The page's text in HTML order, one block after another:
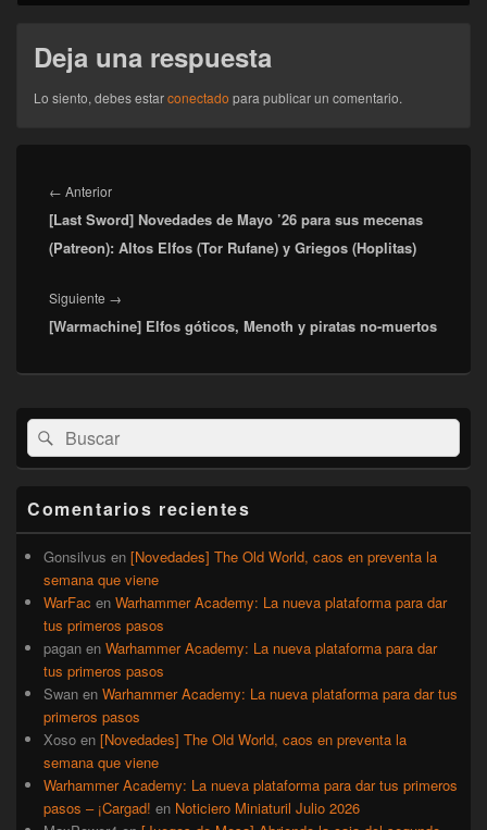
Deja una respuesta
Lo siento, debes estarconectado para publicar un comentario.
de
entradas
← AnteriorEntrada
anterior:
[Last Sword] Novedades de Mayo ’26 para sus mecenas
(Patreon): Altos Elfos (Tor Rufane) y Griegos (Hoplitas)
Siguiente →
siguiente:
[Warmachine] Elfos góticos, Menoth y piratas no-muertos
El
área
de
lateral
primaria
Buscar
por:
Buscar
Comentarios recientes
Gonsilvus en [Novedades] The Old World, caos en preventa la
semana que viene
WarFac en Warhammer Academy: La nueva plataforma para dar
tus primeros pasos
pagan en Warhammer Academy: La nueva plataforma para dar
tus primeros pasos
Swan en Warhammer Academy: La nueva plataforma para dar tus
primeros pasos
Xoso en [Novedades] The Old World, caos en preventa la
semana que viene
Warhammer Academy: La nueva plataforma para dar tus primeros
pasos – ¡Cargad! en Noticiero Miniaturil Julio 2026